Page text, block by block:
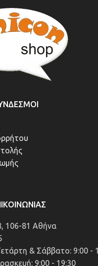
106-81 Αθήνα
& Σάββατο: 9:00 -
9:00 - 19:30